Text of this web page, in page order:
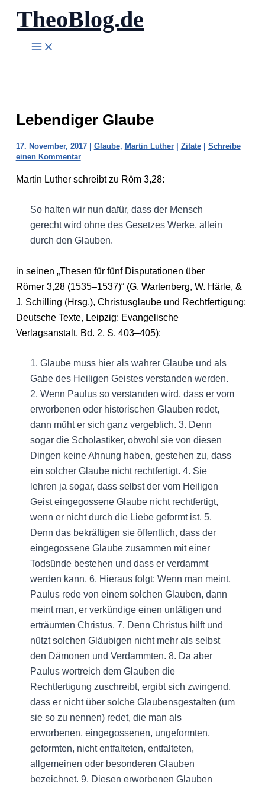
Zum
Inhalt
springen
TheoBlog.de
Lebendiger Glaube
17. November, 2017 | Glaube, Martin Luther| Zitate| Schreibe
einen Kommentar
Martin Luther schreibt zu Röm 3,28:
So halten wir nun dafür, dass der Mensch
gerecht wird ohne des Gesetzes Werke, allein
durch den Glauben.
in seinen „Thesen für fünf Disputationen über
Römer 3,28 (1535–1537)“ (G. Wartenberg, W. Härle, &
J. Schilling (Hrsg.), Christusglaube und Rechtfertigung:
Deutsche Texte, Leipzig: Evangelische
Verlagsanstalt, Bd. 2, S. 403–405):
1. Glaube muss hier als wahrer Glaube und als
Gabe des Heiligen Geistes verstanden werden.
2. Wenn Paulus so verstanden wird, dass er vom
erworbenen oder historischen Glauben redet,
dann müht er sich ganz vergeblich. 3. Denn
sogar die Scholastiker, obwohl sie von diesen
Dingen keine Ahnung haben, gestehen zu, dass
ein solcher Glaube nicht rechtfertigt. 4. Sie
lehren ja sogar, dass selbst der vom Heiligen
Geist eingegossene Glaube nicht rechtfertigt,
wenn er nicht durch die Liebe geformt ist. 5.
Denn das bekräftigen sie öffentlich, dass der
eingegossene Glaube zusammen mit einer
Todsünde bestehen und dass er verdammt
werden kann. 6. Hieraus folgt: Wenn man meint,
Paulus rede von einem solchen Glauben, dann
meint man, er verkündige einen untätigen und
erträumten Christus. 7. Denn Christus hilft und
nützt solchen Gläubigen nicht mehr als selbst
den Dämonen und Verdammten. 8. Da aber
Paulus wortreich dem Glauben die
Rechtfertigung zuschreibt, ergibt sich zwingend,
dass er nicht über solche Glaubensgestalten (um
sie so zu nennen) redet, die man als
erworbenen, eingegossenen, ungeformten,
geformten, nicht entfalteten, entfalteten,
allgemeinen oder besonderen Glauben
bezeichnet. 9. Diesen erworbenen Glauben